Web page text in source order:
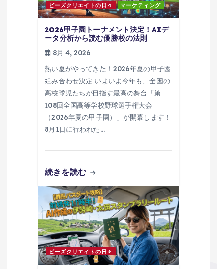
ビーズクリエイトの日々 マーケティング
2026甲子園トーナメント決定！AIデ
ータ分析から読む優勝校の法則
8月 4, 2026
熱い夏がやってきた！2026年夏の甲子園
組み合わせ決定 いよいよ今年も、全国の
高校球児たちが目指す最高の舞台「第
108回全国高等学校野球選手権大会
（2026年夏の甲子園）」が開幕します！
8月1日に行われた…
続きを読む
ビーズクリエイトの日々